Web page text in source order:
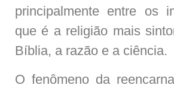
principalmente entre os
que é a religião mais
Bíblia, a razão e a ciência.
O fenômeno da